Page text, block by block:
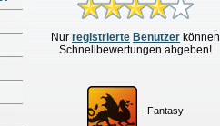
Nur registrierte Benutzer können
Schnellbewertungen abgeben!
- Fantasy